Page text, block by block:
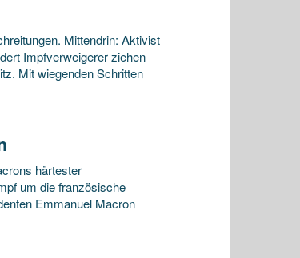
Mittendrin: Aktivist
Impfverweigerer ziehen
Mit wiegenden Schritten
härtester
um die französische
Emmanuel Macron